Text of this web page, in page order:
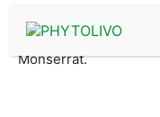
variedades
Monserrat.